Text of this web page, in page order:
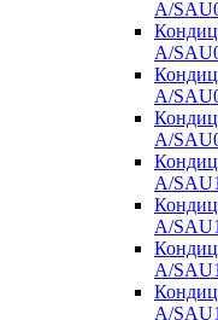
A/
A/
A/
A/
A/
A/
A/
A/